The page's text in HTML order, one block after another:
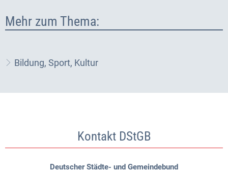
Mehr zum Thema:
Bildung, Sport, Kultur
Kontakt DStGB
Deutscher Städte- und Gemeindebund